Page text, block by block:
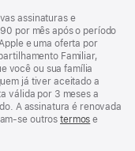
assinaturas e
por mês após o período
e uma oferta por
Familiar,
você ou sua família
já tiver aceitado a
válida por 3 meses a
A assinatura é renovada
se outrostermos e